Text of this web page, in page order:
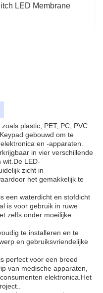
LED Membrane
plastic, PET, PC, PVC
gebouwd om te
en -apparaten.
in vier verschillende
wit.De LED-
zicht in
het gemakkelijk te
een waterdicht en stofdicht
is voor gebruik in ruwe
zelfs onder moeilijke
te installeren en te
en gebruiksvriendelijke
perfect voor een breed
van medische apparaten,
elektronica.Het